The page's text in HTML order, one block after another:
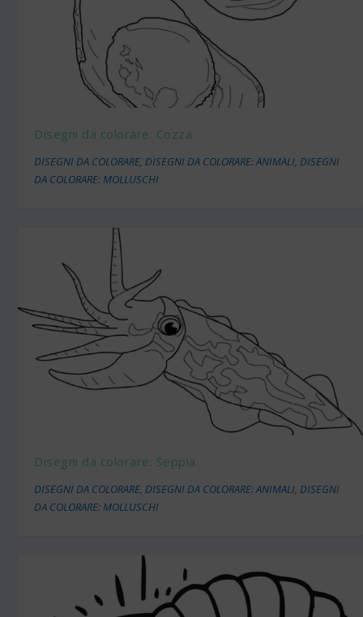
Disegni da colorare: Cozza
DISEGNI DA COLORARE,DISEGNI DA COLORARE: ANIMALI,DISEGNI
DA COLORARE: MOLLUSCHI
Disegni da colorare: Seppia
DISEGNI DA COLORARE,DISEGNI DA COLORARE: ANIMALI,DISEGNI
DA COLORARE: MOLLUSCHI